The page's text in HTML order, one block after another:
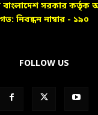
বাংলাদেশ সরকার কর্তৃক
গভ: নিবন্ধন নাম্বার - ১৯০
FOLLOW US